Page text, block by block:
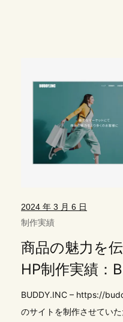
2024 年 3 月 6 日
制作実績
商品の魅力を
HP制作実績：
BUDDY.INC – https://
のサイトを制作させてい